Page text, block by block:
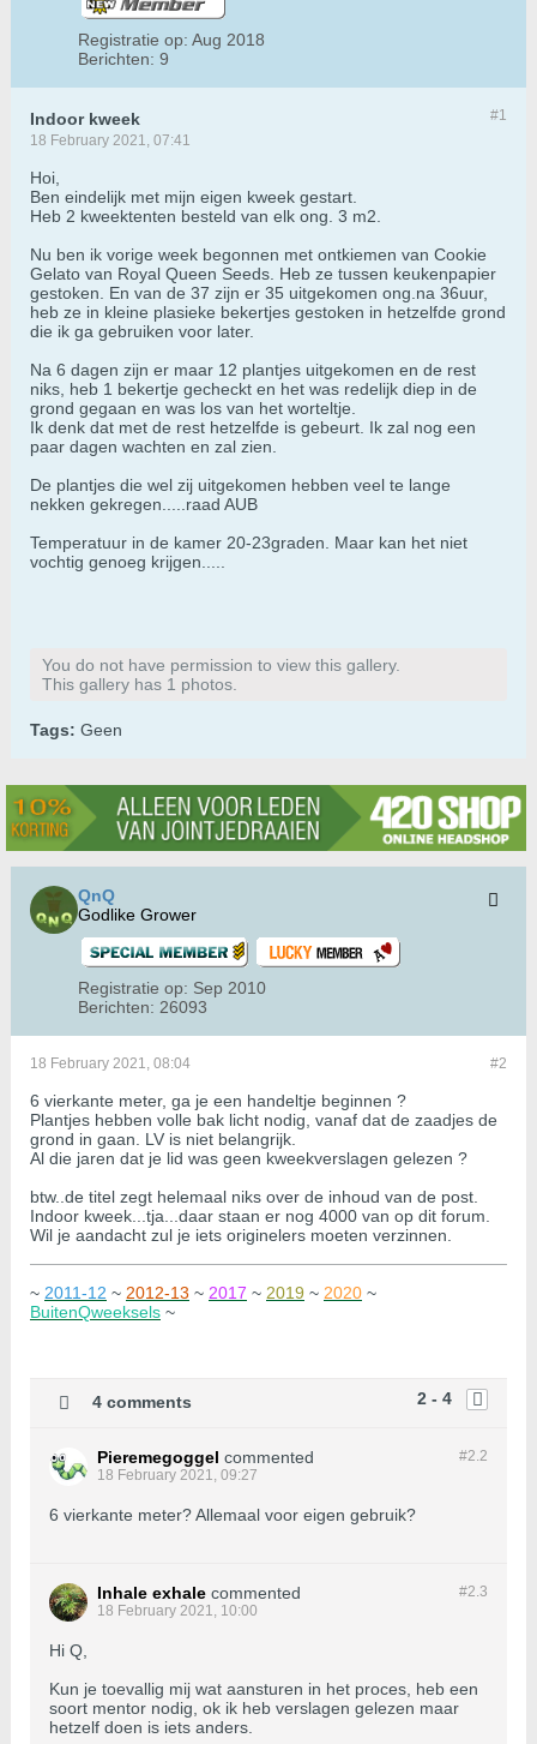
Registratie op: Aug 2018
Berichten: 9
#1
Indoor kweek
18 February 2021, 07:41
Hoi,
Ben eindelijk met mijn eigen kweek gestart.
Heb 2 kweektenten besteld van elk ong. 3 m2.
Nu ben ik vorige week begonnen met ontkiemen van Cookie
Gelato van Royal Queen Seeds. Heb ze tussen keukenpapier
gestoken. En van de 37 zijn er 35 uitgekomen ong.na 36uur,
heb ze in kleine plasieke bekertjes gestoken in hetzelfde grond
die ik ga gebruiken voor later.
Na 6 dagen zijn er maar 12 plantjes uitgekomen en de rest
niks, heb 1 bekertje gecheckt en het was redelijk diep in de
grond gegaan en was los van het worteltje.
Ik denk dat met de rest hetzelfde is gebeurt. Ik zal nog een
paar dagen wachten en zal zien.
De plantjes die wel zij uitgekomen hebben veel te lange
nekken gekregen.....raad AUB
Temperatuur in de kamer 20-23graden. Maar kan het niet
vochtig genoeg krijgen.....
You do not have permission to view this gallery.
This gallery has 1 photos.
Tags: Geen
QnQ
Godlike Grower
Registratie op: Sep 2010
Berichten: 26093
#2
18 February 2021, 08:04
6 vierkante meter, ga je een handeltje beginnen ?
Plantjes hebben volle bak licht nodig, vanaf dat de zaadjes de
grond in gaan. LV is niet belangrijk.
Al die jaren dat je lid was geen kweekverslagen gelezen ?
btw..de titel zegt helemaal niks over de inhoud van de post.
Indoor kweek...tja...daar staan er nog 4000 van op dit forum.
Wil je aandacht zul je iets originelers moeten verzinnen.
~ 2011-12 ~ 2012-13 ~ 2017 ~ 2019 ~ 2020 ~
BuitenQweeksels ~
2 - 4
4 comments
#2.2
Pieremegoggel commented
18 February 2021, 09:27
6 vierkante meter? Allemaal voor eigen gebruik?
#2.3
Inhale exhale commented
18 February 2021, 10:00
Hi Q,
Kun je toevallig mij wat aansturen in het proces, heb een
soort mentor nodig, ok ik heb verslagen gelezen maar
hetzelf doen is iets anders.